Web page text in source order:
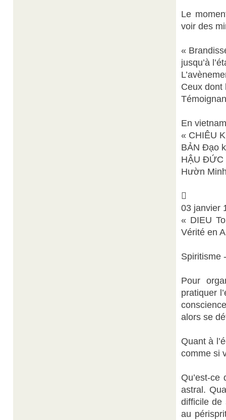
Le
voir des
«
jusqu’à
Ceux dont
En
« CHIÊU
BẢN Đạo
HẬU ĐỨC
Hườn

03 janvier
« DIEU
Vérité en
Spiritisme
Pour
pratiquer
alors se
Quant à
comme si
Qu’est-
astral.
difficile de
au